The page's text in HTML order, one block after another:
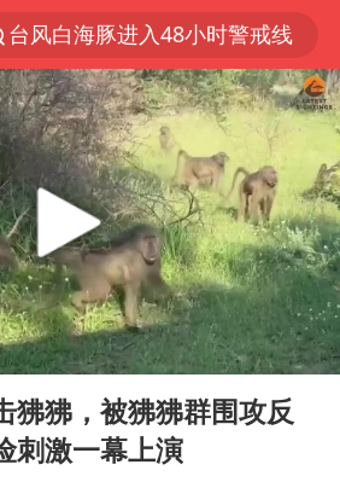
台风白海豚进入48小时警戒线
中方回应是否在太平洋海底开采稀土
台风白海豚影响中国已成定局
U17国足1分钟轰2球
宇树科技发行价格150.80元/股
五粮液渠道价一箱上涨近百元
法国下周开始禁止未经同意的电话营销
“深圳地面沉降致车辆损坏”不实
24小时不关空调 电费会更低吗
02:06
狒狒，被狒狒群围攻反
刺激一幕上演